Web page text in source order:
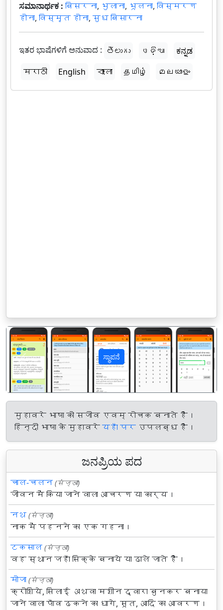
ಸಮಾನಾರ್ಥಕ : बिसरना, भुलाना, भूलना, विस्मरण
होना, विस्मृत होना, सुध बिसारना
ಇತರ ಭಾಷೆಗಳಿಗೆ ಅನುವಾದ : తెలుగు ଓଡ଼ିଆ
ಕನ್ನಡ
मराठी
English বাংলা தமிழ் മലയാളം
ಸ್ಥಾಪನೆ
पिछला
मुहावरे भाषा को सजीव एवम् रोचक बनाते हैं।
हिन्दी भाषा के मुहावरेयहाँ पर उपलब्ध हैं।
ಜನಪ್ರಿಯ ಪದ
चाल-चलन (संज्ञा)
जीवन में किया जाने वाला आचरण या कार्य।
नथ (संज्ञा)
नाक में पहनने का एक गहना।
टकसाल (संज्ञा)
वह स्थान जहाँ सिक्के बनाये या ढाले जाते हैं।
मोजा (संज्ञा)
क्रोशिये, सिलाई अथवा मशीन द्वारा बुनकर बनाया
जाने वाला पाँव ढकने का धागे, सूत, आदि का आवरण।